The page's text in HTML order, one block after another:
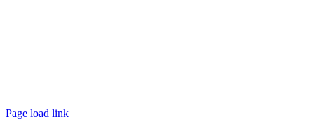
Page load link